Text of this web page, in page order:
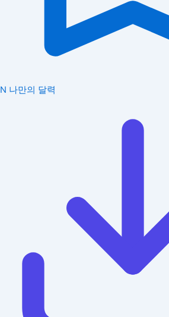
N 나만의 달력